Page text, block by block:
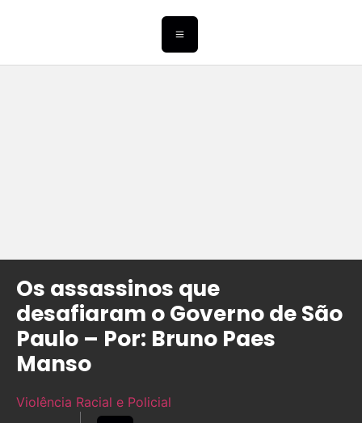
Os assassinos que
desafiaram o Governo de São
Paulo – Por: Bruno Paes
Manso
Violência Racial e Policial